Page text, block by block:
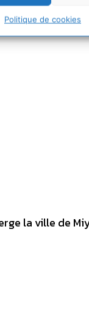
Politique de cookies
la ville de